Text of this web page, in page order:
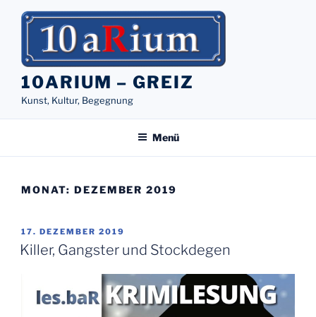
Inhalt
10ARIUM – GREIZ
Kunst, Kultur, Begegnung
Menü
MONAT: DEZEMBER 2019
VERÖFFENTLICHT
AM
17. DEZEMBER 2019
Killer, Gangster und Stockdegen